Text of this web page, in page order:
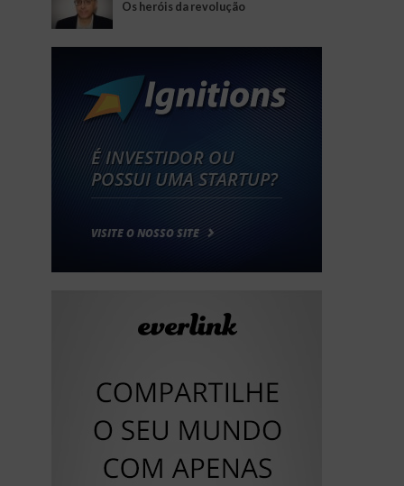
Os heróis da revolução